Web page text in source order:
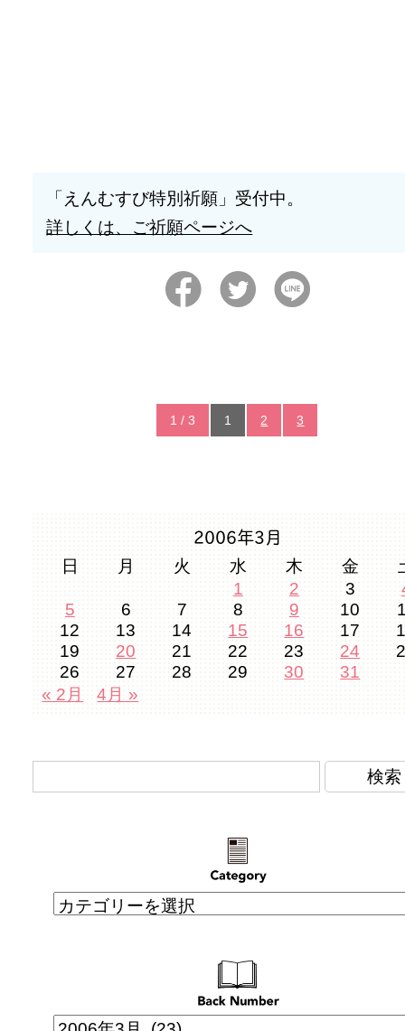
「えんむすび特別祈願」受付中。
詳しくは、ご祈願ページへ
1 / 3 1 2 3
2006年3月
日 月 火 水 木 金
1
2 3
5
6 7 8 9 10
12
13 14 15 16 17
19
20 21 22 23 24
26
27 28 29 30
31
« 2月
4月 »